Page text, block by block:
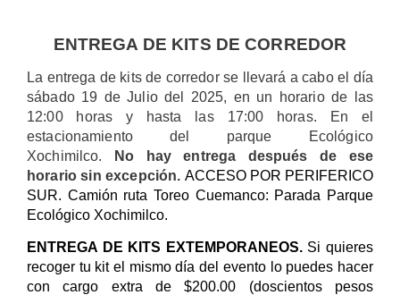
ENTREGA DE KITS DE CORREDOR
La entrega de kits de corredor se llevará a cabo el día
sábado 19 de Julio del 2025, en un horario de las
12:00 horas y hasta las 17:00 horas. En el
estacionamiento del parque Ecológico
Xochimilco.
No hay entrega después de ese
horario sin excepción. ACCESO POR PERIFERICO
SUR. Camión ruta Toreo Cuemanco: Parada Parque
Ecológico Xochimilco.
ENTREGA DE KITS EXTEMPORANEOS.Si quieres
recoger tu kit el mismo día del evento lo puedes hacer
con cargo extra de $200.00 (doscientos pesos